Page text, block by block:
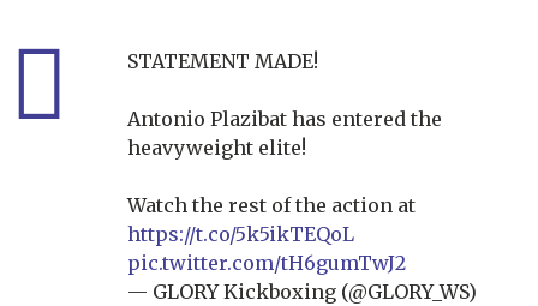
STATEMENT MADE!
Antonio Plazibat has entered the
heavyweight elite!
Watch the rest of the action at
https://t.co/5k5ikTEQoL
pic.twitter.com/tH6gumTwJ2
— GLORY Kickboxing (@GLORY_WS)